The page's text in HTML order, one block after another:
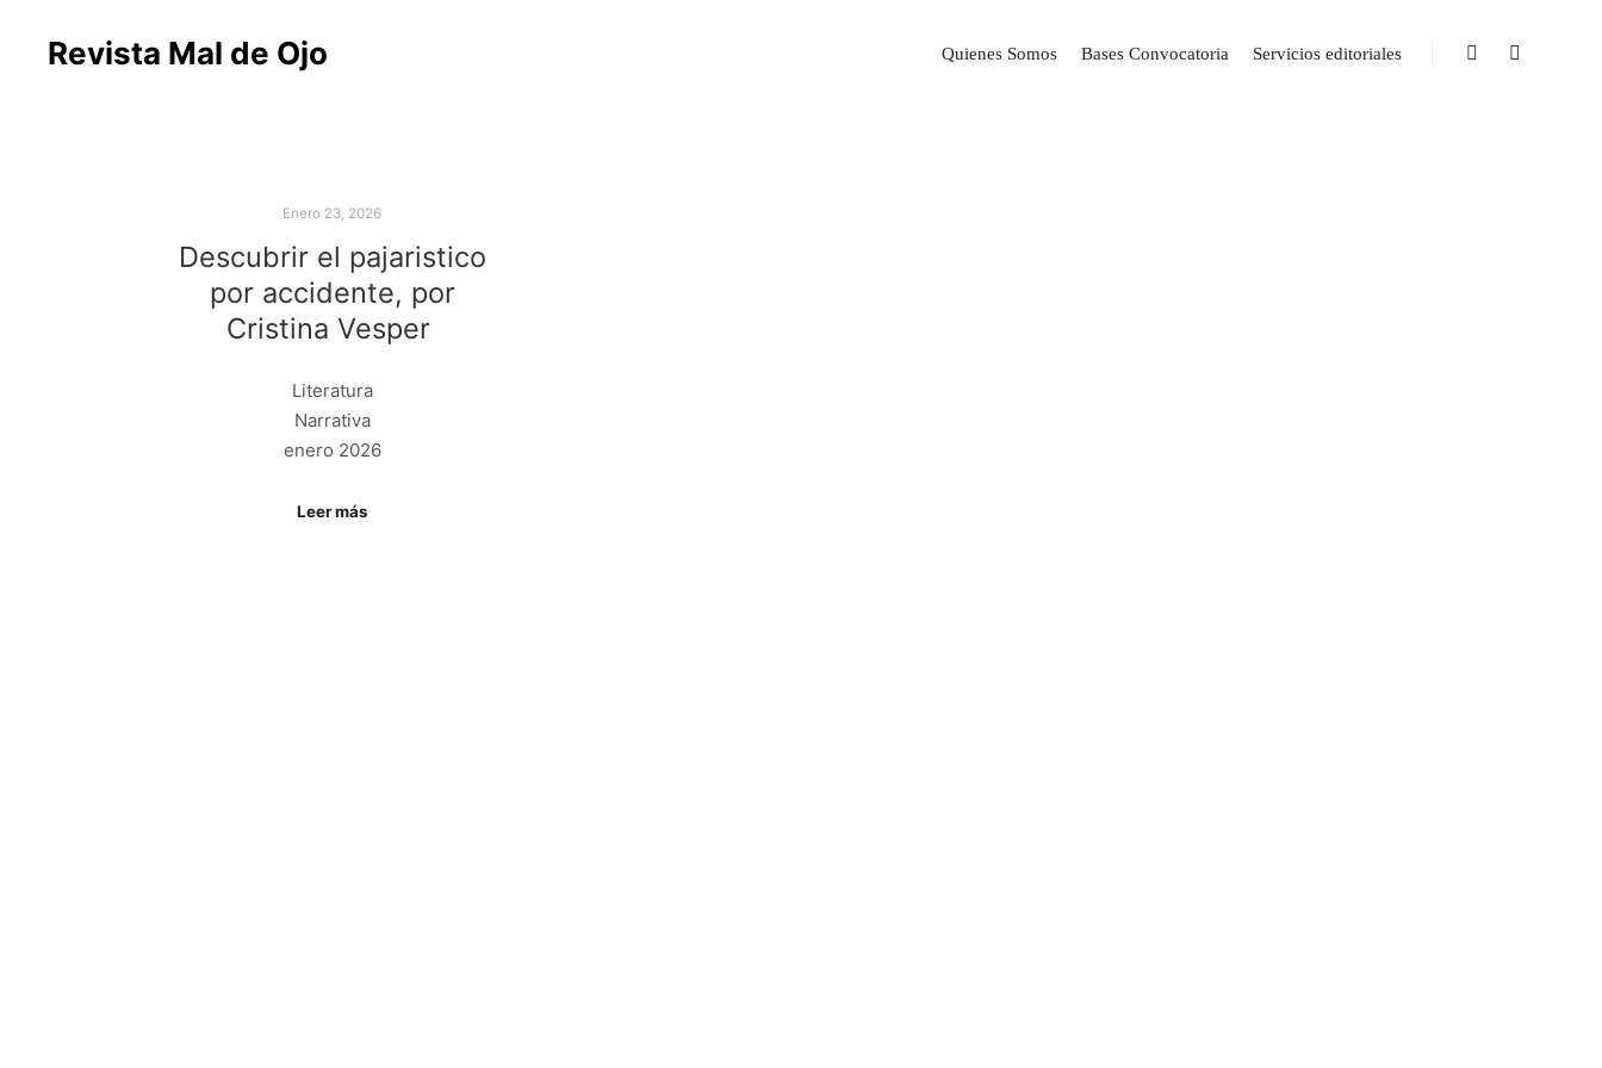
Revista Mal de Ojo Quienes Somos Bases Convocatoria Servicios editoriales
Enero 23, 2026
Descubrir el pajaristico
por accidente, por
Cristina Vesper
Literatura
Narrativa
enero 2026
Leer más